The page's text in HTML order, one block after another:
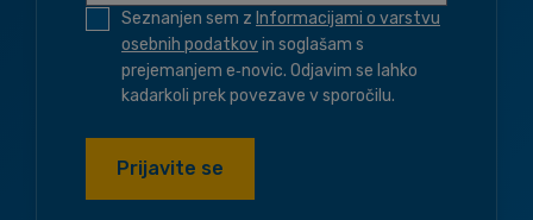
Seznanjen sem z Informacijami o varstvu
osebnih podatkovin soglašam s
prejemanjem e‑novic. Odjavim se lahko
kadarkoli prek povezave v sporočilu.
Prijavite se